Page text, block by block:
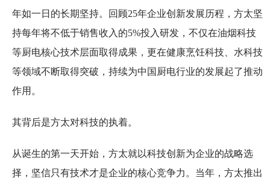
年如一日的长期坚持。回顾25年企业创新发展历程，方太坚
持每年将不低于销售收入的5%投入研发，不仅在油烟科技
等厨电核心技术层面取得成果，更在健康烹饪科技、水科技
等领域不断取得突破，持续为中国厨电行业的发展起了推动
作用。
其背后是方太对科技的执着。
从诞生的第一天开始，方太就以科技创新为企业的战略选
择，坚信只有技术才是企业的核心竞争力。当年，方太推出